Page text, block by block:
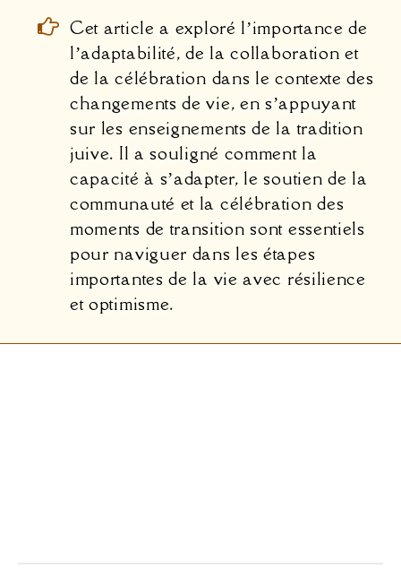
Cet article a exploré l’importance de
l’adaptabilité, de la collaboration et
de la célébration dans le contexte des
changements de vie, en s’appuyant
sur les enseignements de la tradition
juive. Il a souligné comment la
capacité à s’adapter, le soutien de la
communauté et la célébration des
moments de transition sont essentiels
pour naviguer dans les étapes
importantes de la vie avec résilience
et optimisme.